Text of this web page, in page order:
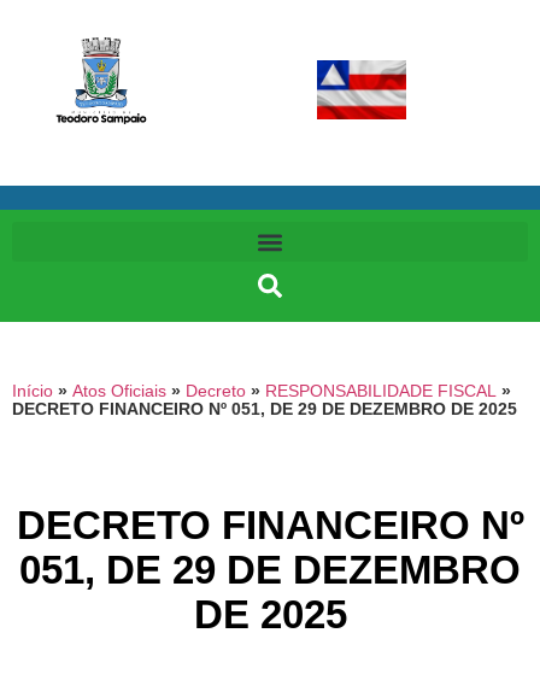
Início » Atos Oficiais » Decreto » RESPONSABILIDADE FISCAL »
DECRETO FINANCEIRO Nº 051, DE 29 DE DEZEMBRO DE 2025
DECRETO FINANCEIRO Nº
051, DE 29 DE DEZEMBRO
DE 2025